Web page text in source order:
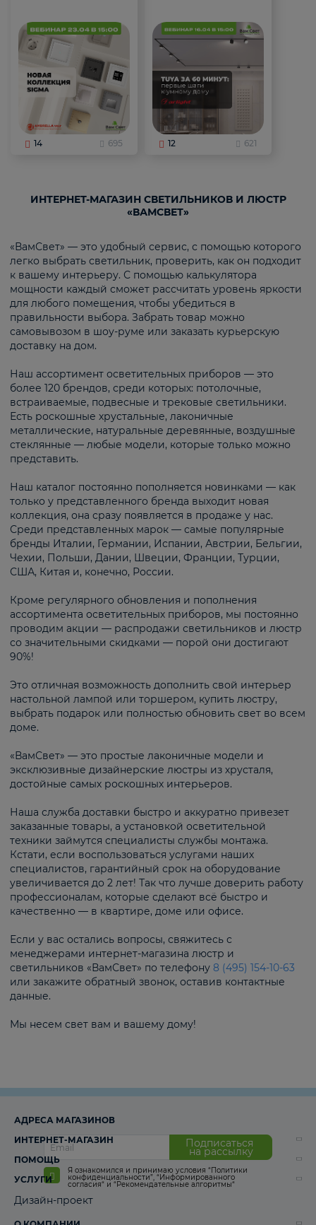
14 695 12 621
ИНТЕРНЕТ-МАГАЗИН СВЕТИЛЬНИКОВ И ЛЮСТР
«ВАМСВЕТ»
«ВамСвет» — это удобный сервис, с помощью которого
легко выбрать светильник, проверить, как он подходит
к вашему интерьеру. С помощью калькулятора
мощности каждый сможет рассчитать уровень яркости
для любого помещения, чтобы убедиться в
правильности выбора. Забрать товар можно
самовывозом в шоу-руме или заказать курьерскую
доставку на дом.
Наш ассортимент осветительных приборов — это
более 120 брендов, среди которых: потолочные,
встраиваемые, подвесные и трековые светильники.
Есть роскошные хрустальные, лаконичные
металлические, натуральные деревянные, воздушные
стеклянные — любые модели, которые только можно
представить.
Наш каталог постоянно пополняется новинками — как
только у представленного бренда выходит новая
коллекция, она сразу появляется в продаже у нас.
Среди представленных марок — самые популярные
бренды Италии, Германии, Испании, Австрии, Бельгии,
Чехии, Польши, Дании, Швеции, Франции, Турции,
США, Китая и, конечно, России.
Кроме регулярного обновления и пополнения
ассортимента осветительных приборов, мы постоянно
проводим акции — распродажи светильников и люстр
со значительными скидками — порой они достигают
90%!
Это отличная возможность дополнить свой интерьер
настольной лампой или торшером, купить люстру,
выбрать подарок или полностью обновить свет во всем
доме.
«ВамСвет» — это простые лаконичные модели и
эксклюзивные дизайнерские люстры из хрусталя,
достойные самых роскошных интерьеров.
Наша служба доставки быстро и аккуратно привезет
заказанные товары, а установкой осветительной
техники займутся специалисты службы монтажа.
Кстати, если воспользоваться услугами наших
специалистов, гарантийный срок на оборудование
увеличивается до 2 лет! Так что лучше доверить работу
профессионалам, которые сделают всё быстро и
качественно — в квартире, доме или офисе.
Если у вас остались вопросы, свяжитесь с
менеджерами интернет-магазина люстр и
светильников «ВамСвет» по телефону 8 (495) 154-10-63
или закажите обратный звонок, оставив контактные
данные.
Мы несем свет вам и вашему дому!
Подписаться
на рассылку
Я ознакомился и принимаю условия “Политики
конфиденциальности”, “Информированного
согласия“ и “Рекомендательные алгоритмы“
АДРЕСА МАГАЗИНОВ
ИНТЕРНЕТ-МАГАЗИН
ПОМОЩЬ
УСЛУГИ
Дизайн-проект